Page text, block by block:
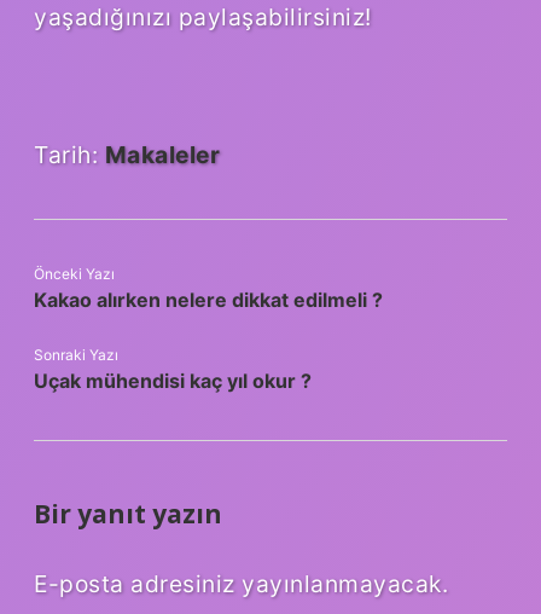
yaşadığınızı paylaşabilirsiniz!
Tarih: Makaleler
Önceki Yazı
Kakao alırken nelere dikkat edilmeli ?
Sonraki Yazı
Uçak mühendisi kaç yıl okur ?
Bir yanıt yazın
E-posta adresiniz yayınlanmayacak.